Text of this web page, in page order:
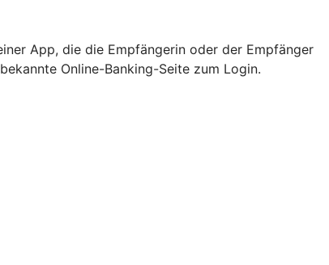
App, die die Empfängerin oder der Empfänger
Online-Banking-Seite zum Login.